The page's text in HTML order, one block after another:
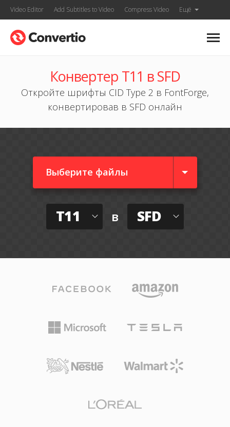
Video Editor Add Subtitles to Video Compress Video Ещё
Конвертер T11 в SFD
Откройте шрифты CID Type 2 в FontForge,
конвертировав в SFD онлайн
Выберите файлы
T11 в SFD